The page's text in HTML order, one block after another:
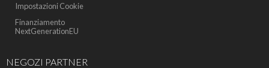
Impostazioni Cookie
Finanziamento
NextGenerationEU
NEGOZI PARTNER